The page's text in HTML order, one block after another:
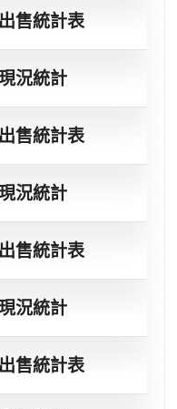
售統計表
況統計
售統計表
況統計
售統計表
況統計
售統計表